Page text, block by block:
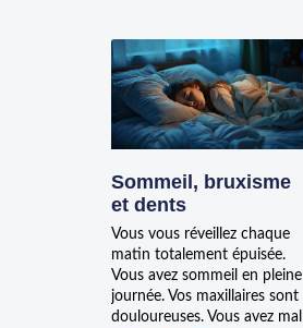
Sommeil, bruxisme
et dents
Vous vous réveillez chaque
matin totalement épuisée.
Vous avez sommeil en pleine
journée. Vos maxillaires sont
douloureuses. Vous avez mal